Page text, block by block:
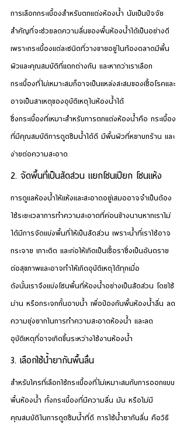
การเลือกกระเบื้องสำหรับตกแต่งห้องน้ำ นับเป็นปัจจัย
สำคัญที่จะช่วยลดความลื่นของพื้นห้องน้ำได้เป็นอย่างดี
เพราะกระเบื้องแต่ละชนิดที่วางขายอยู่ในท้องตลาดมีพื้น
ผิวและคุณสมบัติที่แตกต่างกัน และหากว่าเราเลือก
กระเบื้องที่ไม่เหมาะสมก็อาจเป็นแหล่งสะสมของเชื้อโรคและ
อาจเป็นสาเหตุของอุบัติเหตุในห้องน้ำได้
ซึ่งกระเบื้องที่เหมาะสำหรับการตกแต่งห้องน้ำคือ กระเบื้อง
ที่มีคุณสมบัติการดูดซึมน้ำได้ดี มีพื้นผิวที่หยาบกร้าน และ
ง่ายต่อความสะอาด
2. จัดพื้นที่เป็นสัดส่วน แยกโซนเปียก โซนแห้ง
การดูแลห้องน้ำให้แห้งและสะอาดอยู่เสมออาจจำเป็นต้อง
ใช้ระยะเวลาการทำความสะอาดที่ค่อนข้างนานหากเราไม่
ได้มีการจัดแบ่งพื้นที่ให้เป็นสัดส่วน เพราะน้ำที่เราใช้อาจ
กระจาย เกาะติด และก่อให้เกิดเป็นเชื้อราซึ่งเป็นอันตราย
ต่อสุขภาพและอาจทำให้เกิดอุบัติเหตุได้ทุกเมื่อ
ดังนั้นเราจึงแบ่งโซนพื้นที่ห้องน้ำอย่างเป็นสัดส่วน โดยใช้
ม่าน หรือกระจกกั้นอาบน้ำ เพื่อป้องกันพื้นห้องน้ำลื่น ลด
ความยุ่งยากในการทำความสะอาดห้องน้ำ และลด
อุบัติเหตุที่อาจเกิดขึ้นระหว่างใช้งานห้องน้ำ
3. เลือกใช้น้ำยากันพื้นลื่น
สำหรับใครที่เลือกใช้กระเบื้องที่ไม่เหมาะสมกับการออกแบบ
พื้นห้องน้ำ ทั้งกระเบื้องที่มีความลื่น มัน หรือไม่มี
คุณสมบัติในการดูดซึมน้ำที่ดี การใช้น้ำยากันลื่น คือวิธี